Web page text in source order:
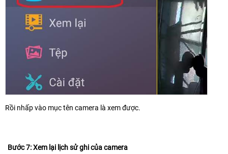
Rồi nhấp vào mục tên camera là xem được.
Bước 7: Xem lại lịch sử ghi của camera